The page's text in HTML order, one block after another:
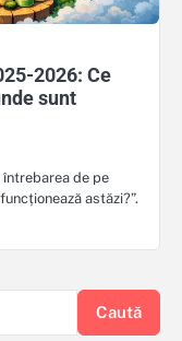
2026: Ce
sunt
de pe
astăzi?”.
Caută